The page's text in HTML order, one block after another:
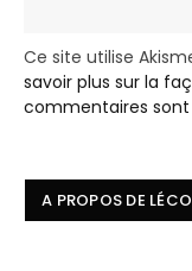
Ce site utilise
savoir plus sur la
commentaires
A PROPOS DE